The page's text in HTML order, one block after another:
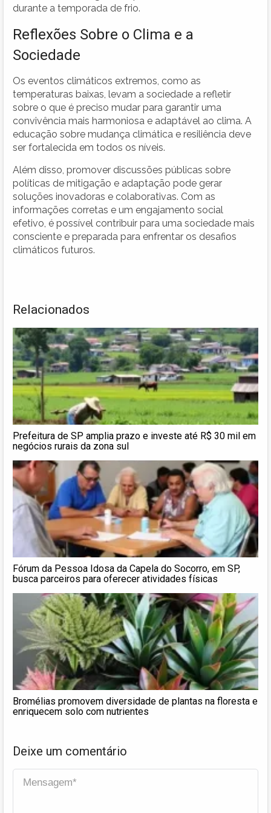
durante a temporada de frio.
Reflexões Sobre o Clima e a
Sociedade
Os eventos climáticos extremos, como as
temperaturas baixas, levam a sociedade a refletir
sobre o que é preciso mudar para garantir uma
convivência mais harmoniosa e adaptável ao clima. A
educação sobre mudança climática e resiliência deve
ser fortalecida em todos os níveis.
Além disso, promover discussões públicas sobre
políticas de mitigação e adaptação pode gerar
soluções inovadoras e colaborativas. Com as
informações corretas e um engajamento social
efetivo, é possível contribuir para uma sociedade mais
consciente e preparada para enfrentar os desafios
climáticos futuros.
Relacionados
Prefeitura de SP amplia prazo e investe até R$ 30 mil em
negócios rurais da zona sul
Fórum da Pessoa Idosa da Capela do Socorro, em SP,
busca parceiros para oferecer atividades físicas
Bromélias promovem diversidade de plantas na floresta e
enriquecem solo com nutrientes
Deixe um comentário